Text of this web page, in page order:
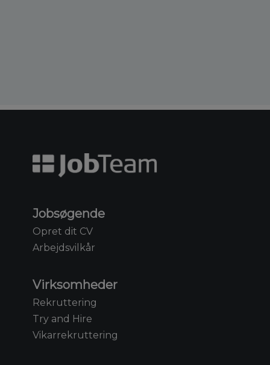
Jobsøgende
Opret dit CV
Arbejdsvilkår
Virksomheder
Rekruttering
Try and Hire
Vikarrekruttering